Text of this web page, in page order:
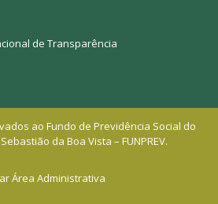
de Transparência
ao Fundo de Previdência Social do
da Boa Vista – FUNPREV.
Área Administrativa